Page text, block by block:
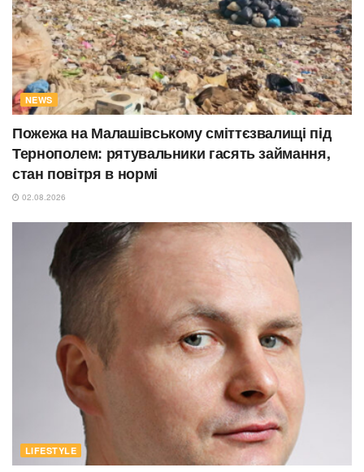
NEWS
Пожежа на Малашівському сміттєзвалищі під
Тернополем: рятувальники гасять займання,
стан повітря в нормі
02.08.2026
LIFESTYLE